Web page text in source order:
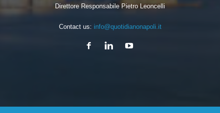
Direttore Responsabile Pietro Leoncelli
Contact us: info@quotidianonapoli.it